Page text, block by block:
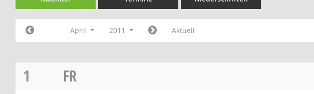
April 2011 Aktuell
1
FR